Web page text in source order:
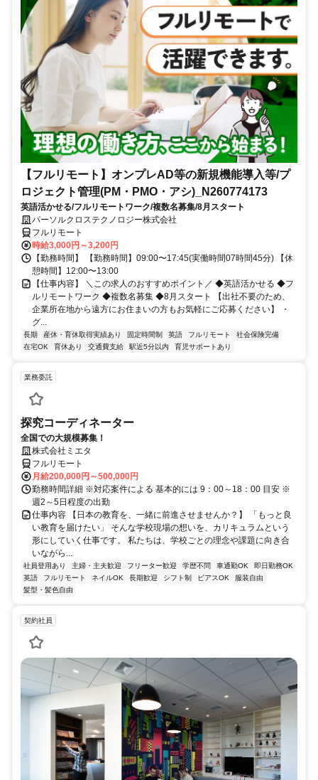
【フルリモート】オンプレAD等の新規機能導入等/プ
ロジェクト管理(PM・PMO・アシ)_N260774173
英語活かせる/フルリモートワーク/複数名募集/8月スタート
パーソルクロステクノロジー株式会社
フルリモート
時給3,000円～3,200円
【勤務時間】 【勤務時間】09:00〜17:45(実働時間07時間45分) 【休
憩時間】12:00〜13:00
【仕事内容】 ＼この求人のおすすめポイント／ ◆英語活かせる ◆フ
ルリモートワーク ◆複数名募集 ◆8月スタート 【出社不要のため、
企業所在地から遠方にお住まいの方もお気軽にご応募ください】 ・
グ...
長期 産休・育休取得実績あり 固定時間制 英語 フルリモート
社会保険完備
在宅OK
育休あり 交通費支給 駅近5分以内 育児サポートあり
業務委託
探究コーディネーター
全国での大規模募集！
株式会社ミエタ
フルリモート
月給200,000円～500,000円
勤務時間詳細 ※対応案件による 基本的には 9：00～18：00 目安 ※
週2～5日程度の出勤
仕事内容 【日本の教育を、一緒に前進させませんか？】 「もっと良
い教育を届けたい」 そんな学校現場の想いを、カリキュラムという
形にしていく仕事です。 私たちは、学校ごとの理念や課題に向き合
いながら...
社員登用あり 主婦・主夫歓迎 フリーター歓迎 学歴不問 車通勤OK
即日勤務OK
英語
フルリモート ネイルOK 長期歓迎 シフト制 ピアスOK
服装自由
髪型・髪色自由
契約社員